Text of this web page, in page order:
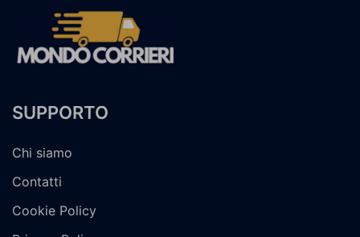
SUPPORTO
Chi siamo
Contatti
Cookie Policy